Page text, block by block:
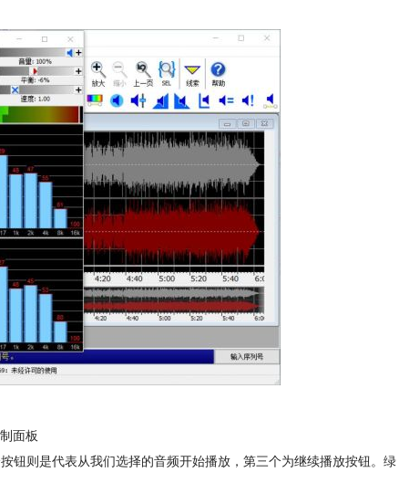
面板
钮则是代表从我们选择的音频开始播放，第三个为继续播放按钮。绿